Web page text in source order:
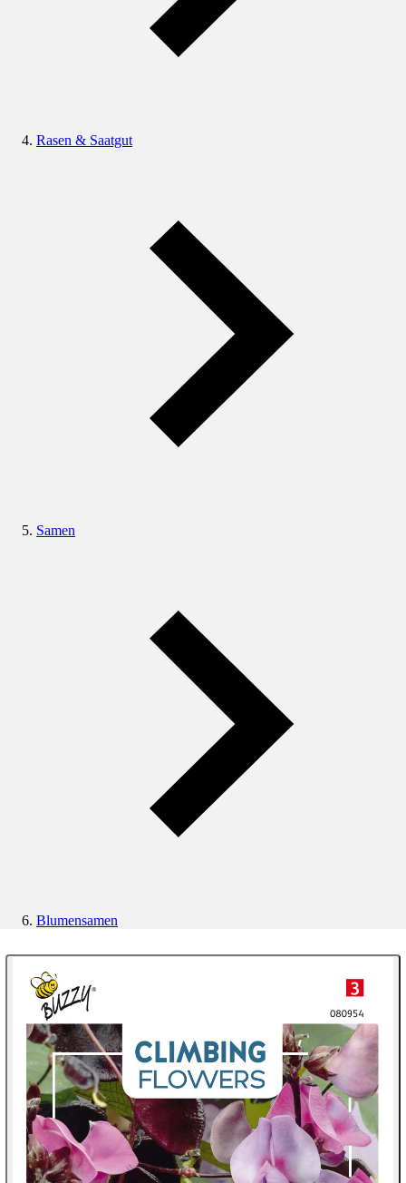
Rasen & Saatgut
Samen
Blumensamen